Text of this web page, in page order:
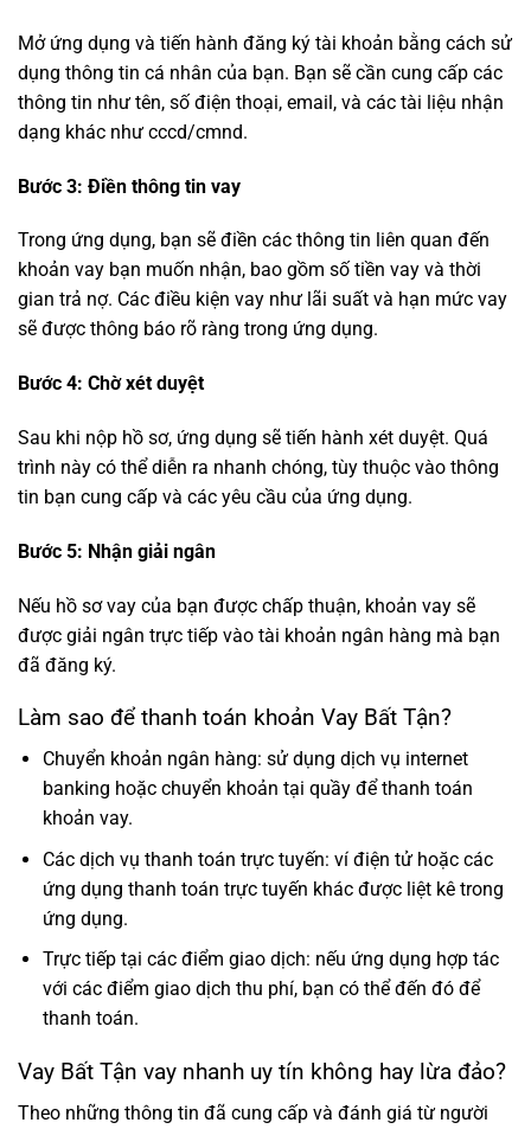
Mở ứng dụng và tiến hành đăng ký tài khoản bằng cách sử
dụng thông tin cá nhân của bạn. Bạn sẽ cần cung cấp các
thông tin như tên, số điện thoại, email, và các tài liệu nhận
dạng khác như cccd/cmnd.
Bước 3: Điền thông tin vay
Trong ứng dụng, bạn sẽ điền các thông tin liên quan đến
khoản vay bạn muốn nhận, bao gồm số tiền vay và thời
gian trả nợ. Các điều kiện vay như lãi suất và hạn mức vay
sẽ được thông báo rõ ràng trong ứng dụng.
Bước 4: Chờ xét duyệt
Sau khi nộp hồ sơ, ứng dụng sẽ tiến hành xét duyệt. Quá
trình này có thể diễn ra nhanh chóng, tùy thuộc vào thông
tin bạn cung cấp và các yêu cầu của ứng dụng.
Bước 5: Nhận giải ngân
Nếu hồ sơ vay của bạn được chấp thuận, khoản vay sẽ
được giải ngân trực tiếp vào tài khoản ngân hàng mà bạn
đã đăng ký.
Làm sao để thanh toán khoản Vay Bất Tận?
Chuyển khoản ngân hàng: sử dụng dịch vụ internet
banking hoặc chuyển khoản tại quầy để thanh toán
khoản vay.
Các dịch vụ thanh toán trực tuyến: ví điện tử hoặc các
ứng dụng thanh toán trực tuyến khác được liệt kê trong
ứng dụng.
Trực tiếp tại các điểm giao dịch: nếu ứng dụng hợp tác
với các điểm giao dịch thu phí, bạn có thể đến đó để
thanh toán.
Vay Bất Tận vay nhanh uy tín không hay lừa đảo?
Theo những thông tin đã cung cấp và đánh giá từ người